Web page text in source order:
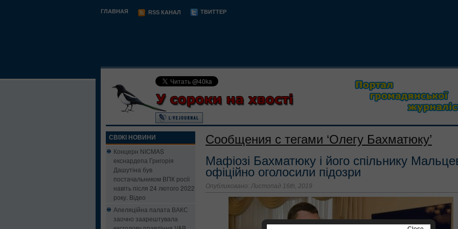
ГЛАВНАЯ RSS КАНАЛ ТВИТТЕР
СВІЖІ НОВИНИ
Концерн NICMAS
екснардепа Григорія
Дашутіна був
постачальником ВПК росії
навіть після 24 лютого 2022
року. Відео
Апеляційна палата ВАКС
заочно заарештувала
Сообщения с тегами ‘Олегу Бахматюку’
Мафіозі Бахматюку і його спільнику
офіційно оголосили підозри
Опубликовано: Листопад 16th, 2019